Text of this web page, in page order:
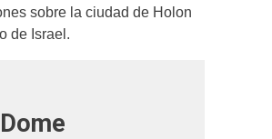
sobre la ciudad de Holon
de Israel.